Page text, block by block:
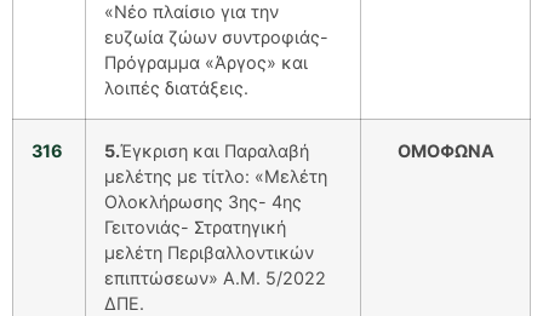
«Νέο πλαίσιο για την
ευζωία ζώων συντροφιάς-
Πρόγραμμα «Άργος» και
λοιπές διατάξεις.
316 5.Έγκριση και Παραλαβή
μελέτης με τίτλο: «Μελέτη
Ολοκλήρωσης 3ης- 4ης
Γειτονιάς- Στρατηγική
μελέτη Περιβαλλοντικών
επιπτώσεων» Α.Μ. 5/2022
ΔΠΕ.
ΟΜΟΦΩΝΑ